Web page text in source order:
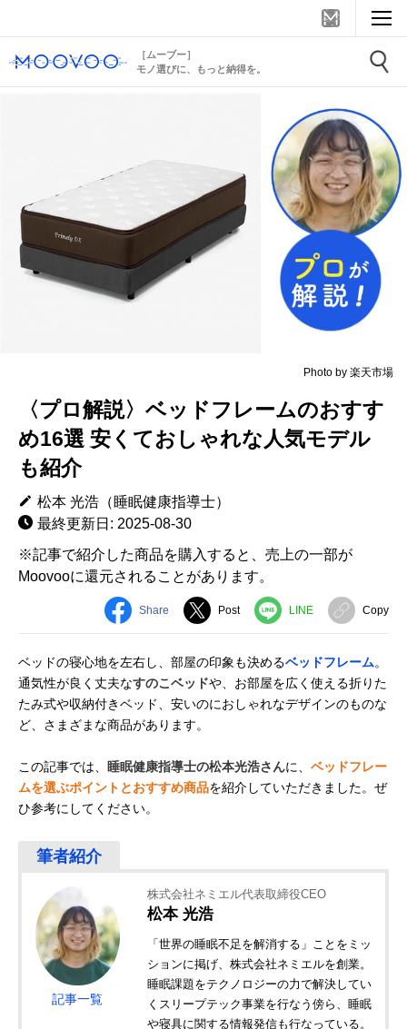
［ムーブー］
モノ選びに、もっと納得を。
Photo by 楽天市場
〈プロ解説〉ベッドフレームのおすす
め16選 安くておしゃれな人気モデル
も紹介
松本 光浩（睡眠健康指導士）
最終更新日: 2025-08-30
※記事で紹介した商品を購入すると、売上の一部が
Moovooに還元されることがあります。
Share Post LINE Copy
ベッドの寝心地を左右し、部屋の印象も決めるベッドフレーム。
通気性が良く丈夫なすのこベッドや、お部屋を広く使える折りた
たみ式や収納付きベッド、安いのにおしゃれなデザインのものな
ど、さまざまな商品があります。
この記事では、 睡眠健康指導士の松本光浩さんに、 ベッドフレー
ムを選ぶポイントとおすすめ商品を紹介していただきました。ぜ
ひ参考にしてください。
記事一覧
株式会社ネミエル代表取締役CEO
松本 光浩
「世界の睡眠不足を解消する」ことをミッ
ションに掲げ、株式会社ネミエルを創業。
睡眠課題をテクノロジーの力で解決してい
くスリープテック事業を行なう傍ら、睡眠
や寝具に関する情報発信も行なっている。